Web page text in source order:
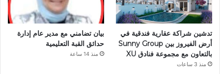
تدشين شراكة عقارية فندقية في
أرض الفيروز بين Sunny Group
بالتعاون مع مجموعة فنادق XU
منذ 3 ساعات
بيان تضامني مع مدير عام إدارة
حدائق القبة التعليمية
منذ 14 ساعة